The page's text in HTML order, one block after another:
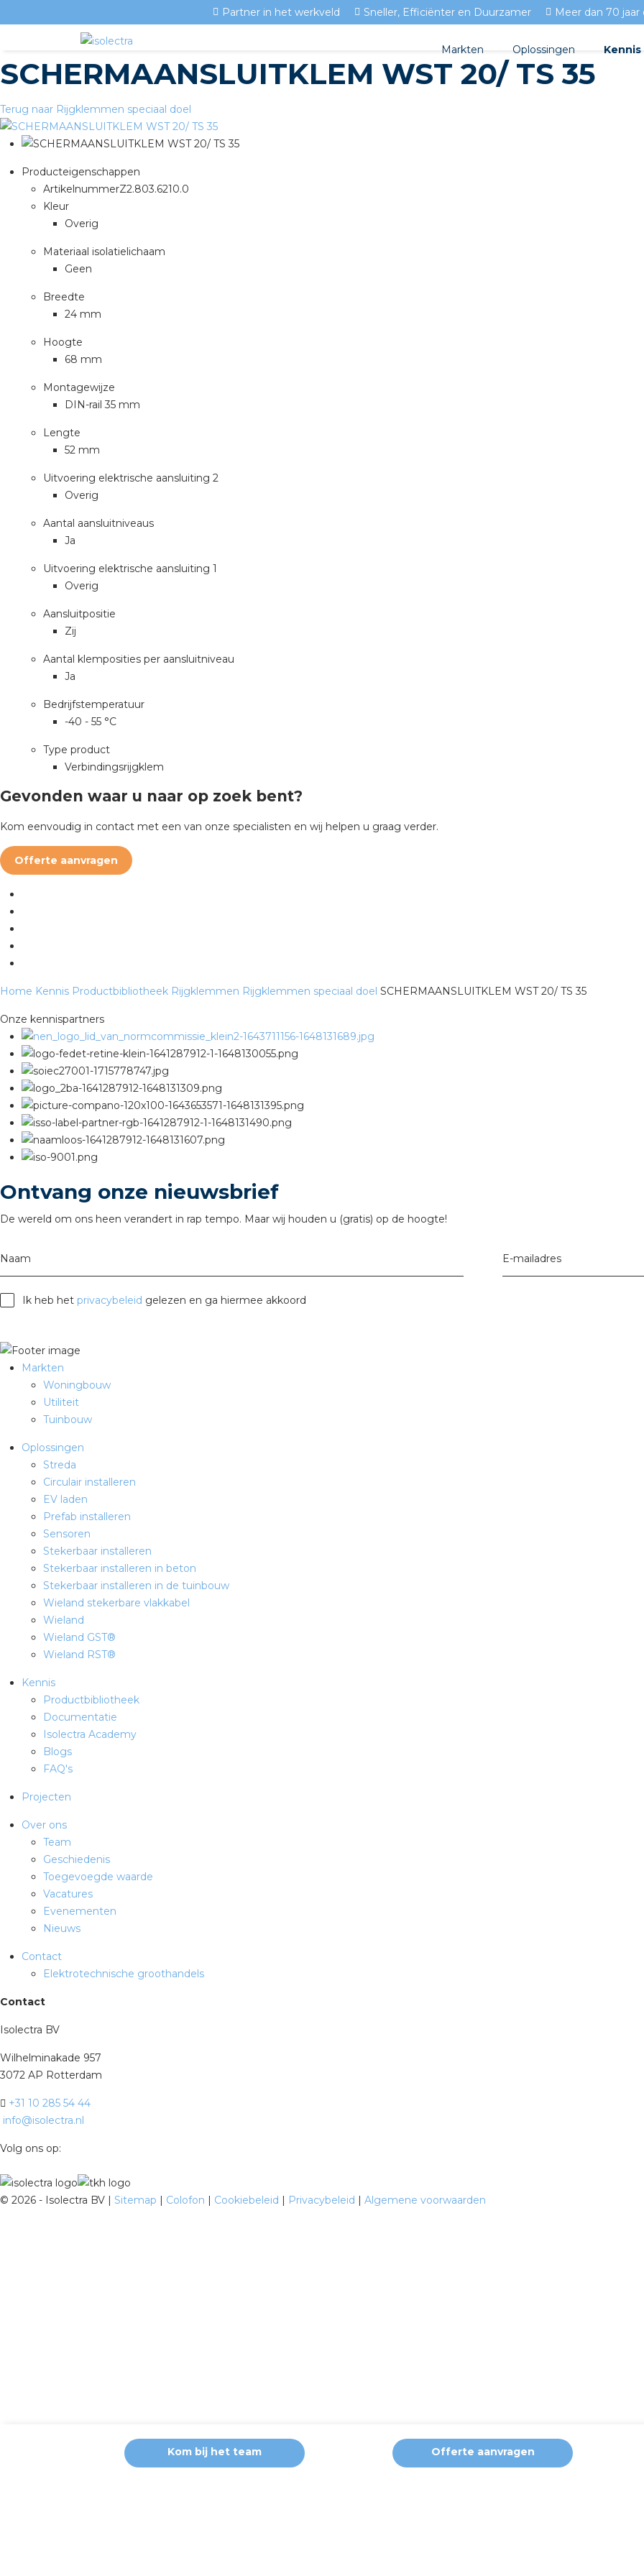
SCHERMAANSLUITKLEM WST 20/ TS 35
Terug naar Rijgklemmen speciaal doel
Producteigenschappen
ArtikelnummerZ2.803.6210.0
Kleur
Overig
Materiaal isolatielichaam
Geen
Breedte
24 mm
Hoogte
68 mm
Montagewijze
DIN-rail 35 mm
Lengte
52 mm
Uitvoering elektrische aansluiting 2
Overig
Aantal aansluitniveaus
Ja
Uitvoering elektrische aansluiting 1
Overig
Aansluitpositie
Zij
Aantal klemposities per aansluitniveau
Ja
Bedrijfstemperatuur
-40 - 55 °C
Type product
Verbindingsrijgklem
Gevonden waar u naar op zoek bent?
Kom eenvoudig in contact met een van onze specialisten en wij helpen u graag verder.
Offerte aanvragen
Home Kennis Productbibliotheek Rijgklemmen Rijgklemmen speciaal doel SCHERMAANSLUITKLEM WST 20/ TS 35
Onze kennispartners
Ontvang onze nieuwsbrief
De wereld om ons heen verandert in rap tempo. Maar wij houden u (gratis) op de hoogte!
Naam E-mailadres
Ik heb het privacybeleid gelezen en ga hiermee akkoord
Partner in het werkveld Sneller, Efficiënter en Duurzamer Meer dan 70 jaar
Kom bij het team Offerte aanvragen
Markten Oplossingen Kennis
Markten
Woningbouw
Utiliteit
Tuinbouw
Oplossingen
Streda
Circulair installeren
EV laden
Prefab installeren
Sensoren
Stekerbaar installeren
Stekerbaar installeren in beton
Stekerbaar installeren in de tuinbouw
Wieland stekerbare vlakkabel
Wieland
Wieland GST®
Wieland RST®
Kennis
Productbibliotheek
Documentatie
Isolectra Academy
Blogs
FAQ's
Projecten
Over ons
Team
Geschiedenis
Toegevoegde waarde
Vacatures
Evenementen
Nieuws
Contact
Elektrotechnische groothandels
Contact
Isolectra BV
Wilhelminakade 957
3072 AP Rotterdam
+31 10 285 54 44
info@isolectra.nl
Volg ons op:
© 2026 - Isolectra BV | Sitemap | Colofon | Cookiebeleid | Privacybeleid | Algemene voorwaarden